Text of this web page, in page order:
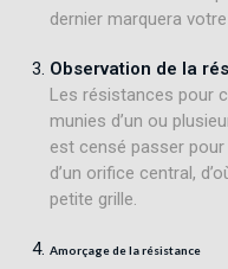
dernier marquera
Observation de la
Les résistances pour
munies d’un ou
est censé passer
d’un orifice central,
petite grille.
Amorçage de la résistance